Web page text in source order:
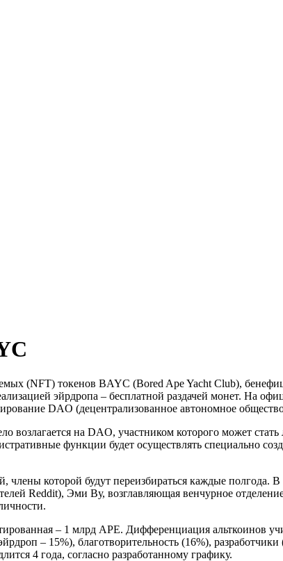
(NFT) токенов BAYC (Bored Ape Yacht Club),
эйрдропа – бесплатной раздачей монет. На
DAO (децентрализованное автономное
возлагается на DAO, участником которого может
функции будет осуществлять специально
которой будут переизбираться каждые полгода. В
Reddit), Эми Ву, возглавляющая венчурное
– 1 млрд APE. Дифференциация альткоинов
– 15%), благотворительность (16%),
4 года, согласно разработанному графику.